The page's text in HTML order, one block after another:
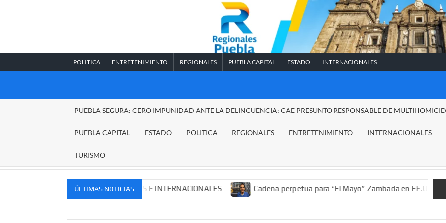
POLITICA ENTRETENIMIENTO REGIONALES PUEBLA CAPITAL ESTADO INTERNACIONALES
REGIONALES
PUEBLA SEGURA: CERO IMPUNIDAD ANTE LA DELINCUENCIA; CAE PRESUNTO RESPONSABLE DE
PUEBLA CAPITAL ESTADO POLITICA REGIONALES ENTRETENIMIENTO INTERNACIONALES
TURISMO
ÚLTIMAS NOTICIAS
MERCADOS NACIONALES E INTERNACIONALES Cadena perpetua para “El Mayo” Zambada en EE.UU.; ordenan